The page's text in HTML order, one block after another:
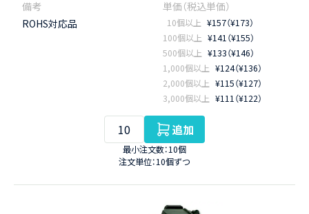
ROHS対応品 10個以上 ¥157（¥173）
100個以上 ¥141（¥155）
500個以上 ¥133（¥146）
1,000個以上 ¥124（¥136）
2,000個以上 ¥115（¥127）
3,000個以上 ¥111（¥122）
追加
最小注文数：10個
注文単位：10個ずつ